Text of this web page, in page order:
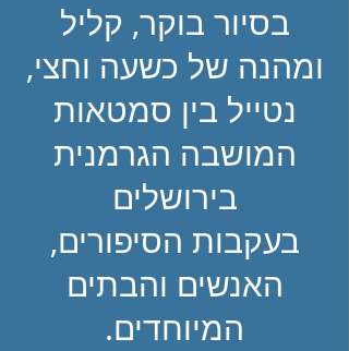
בסיור בוקר, קליל
ומהנה של כשעה וחצי,
נטייל בין סמטאות
המושבה הגרמנית
בירושלים
בעקבות הסיפורים,
האנשים והבתים
המיוחדים.